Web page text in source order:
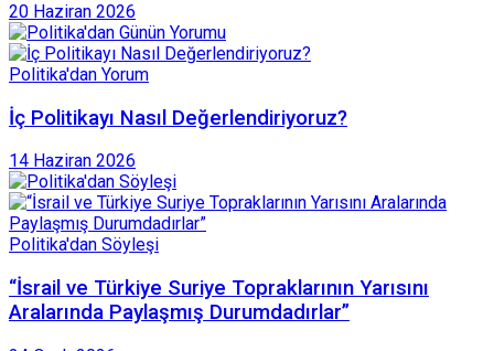
20 Haziran 2026
Politika'dan Yorum
İç Politikayı Nasıl Değerlendiriyoruz?
14 Haziran 2026
Politika'dan Söyleşi
“İsrail ve Türkiye Suriye Topraklarının Yarısını
Aralarında Paylaşmış Durumdadırlar”